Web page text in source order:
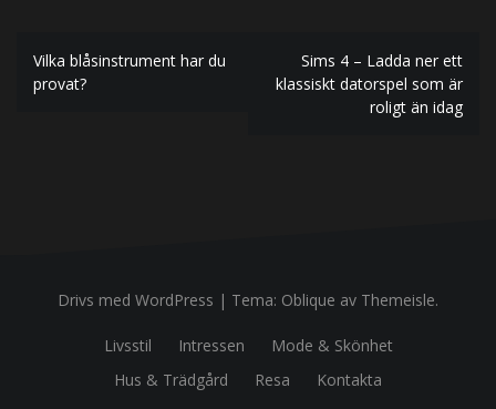
Inläggsnavigering
Vilka blåsinstrument har du
provat?
Sims 4 – Ladda ner ett
klassiskt datorspel som är
roligt än idag
Drivs med WordPress | Tema: Oblique av Themeisle.
Livsstil Intressen
Mode & Skönhet
Hus & Trädgård
Resa Kontakta